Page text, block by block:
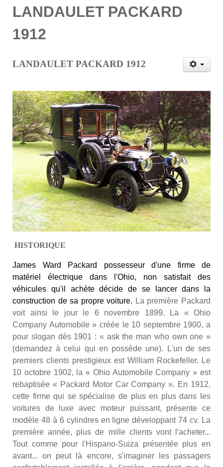
LANDAULET PACKARD
1912
LANDAULET PACKARD 1912
HISTORIQUE
James Ward Packard possesseur d'une firme de
matériel électrique dans l'Ohio, non satisfait des
véhicules qu'il achète décide de se lancer dans la
construction de sa propre voiture. La première Packard
voit ainsi le jour le 6 novembre 1899. La « Ohio
Company Automobile » créée le 10 septembre 1900, a
pour slogan dès 1901 : « ask the man who own one »
(demandez à celui qui en possède une). L'un de ses
premiers clients prestigieux est William Rockefeller. Le
10 octobre 1902, la « Ohio Automobile Company » est
rebaptisée « Packard Motor Car Company ». En 1912,
cette firme qui se spécialise de plus en plus dans les
voitures de luxe avec moteur puissant, présente ce
modèle 48 à 6 cylindres en ligne développant 74 cv. La
première année, plus de mille clients vont l'acheter...
Tout comme pour l'Hispano-Suiza présentée plus en
avant... on peut là encore, s'imaginer les passagers